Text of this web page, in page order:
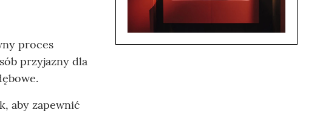
proces
przyjazny dla
aby zapewnić